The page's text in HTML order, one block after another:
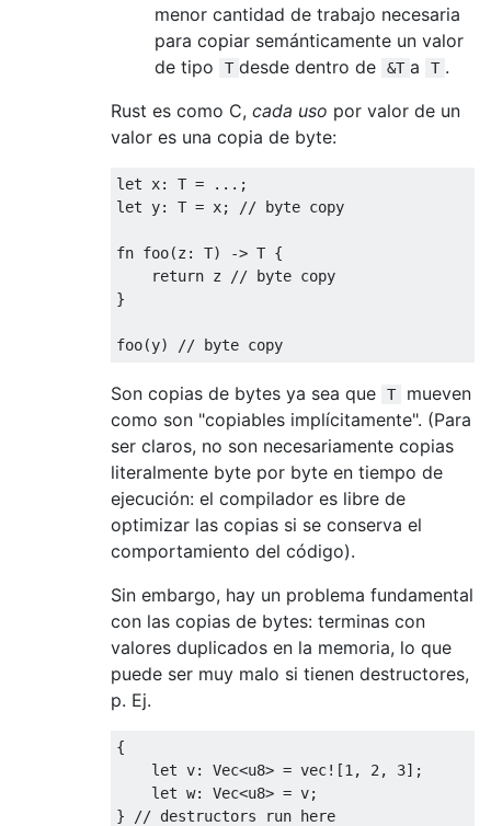
menor cantidad de trabajo necesaria
para copiar semánticamente un valor
de tipo
T desde dentro de &T a T .
Rust es como C, cada uso por valor de un
valor es una copia de byte:
let x: T =
...;
let y: T = x; // byte copy
fn foo(z: T) -> T {
return z
// byte copy
}
foo(y) // byte copy
Son copias de bytes ya sea que T
mueven
como son "copiables implícitamente". (Para
ser claros, no son necesariamente copias
literalmente byte por byte en tiempo de
ejecución: el compilador es libre de
optimizar las copias si se conserva el
comportamiento del código).
Sin embargo, hay un problema fundamental
con las copias de bytes: terminas con
valores duplicados en la memoria, lo que
puede ser muy malo si tienen destructores,
p. Ej.
{
let v: Vec<u8> = vec! [1 , 2 , 3];
let w: Vec<u8> = v;
}
// destructors run here